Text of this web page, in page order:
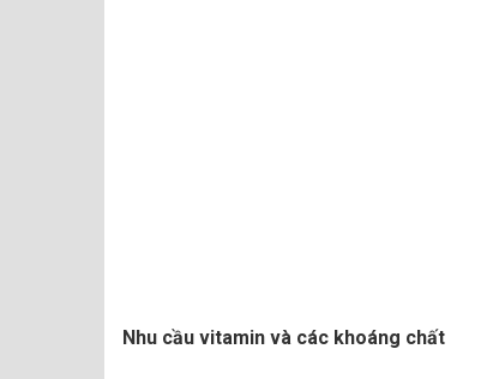
Nhu cầu vitamin và các khoáng chất